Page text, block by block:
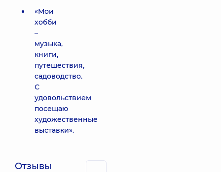
«Мои
хобби
–
музыка,
книги,
путешествия,
садоводство.
С
удовольствием
посещаю
художественные
выставки».
Отзывы